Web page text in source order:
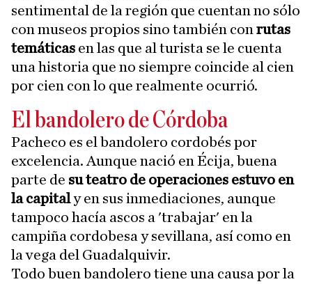
sentimental de la región que cuentan no sólo
con museos propios sino también con rutas
temáticas en las que al turista se le cuenta
una historia que no siempre coincide al cien
por cien con lo que realmente ocurrió.
El bandolero de Córdoba
Pacheco es el bandolero cordobés por
excelencia. Aunque nació en Écija, buena
parte de su teatro de operaciones estuvo en
la capitaly en sus inmediaciones, aunque
tampoco hacía ascos a 'trabajar' en la
campiña cordobesa y sevillana, así como en
la vega del Guadalquivir.
Todo buen bandolero tiene una causa por la